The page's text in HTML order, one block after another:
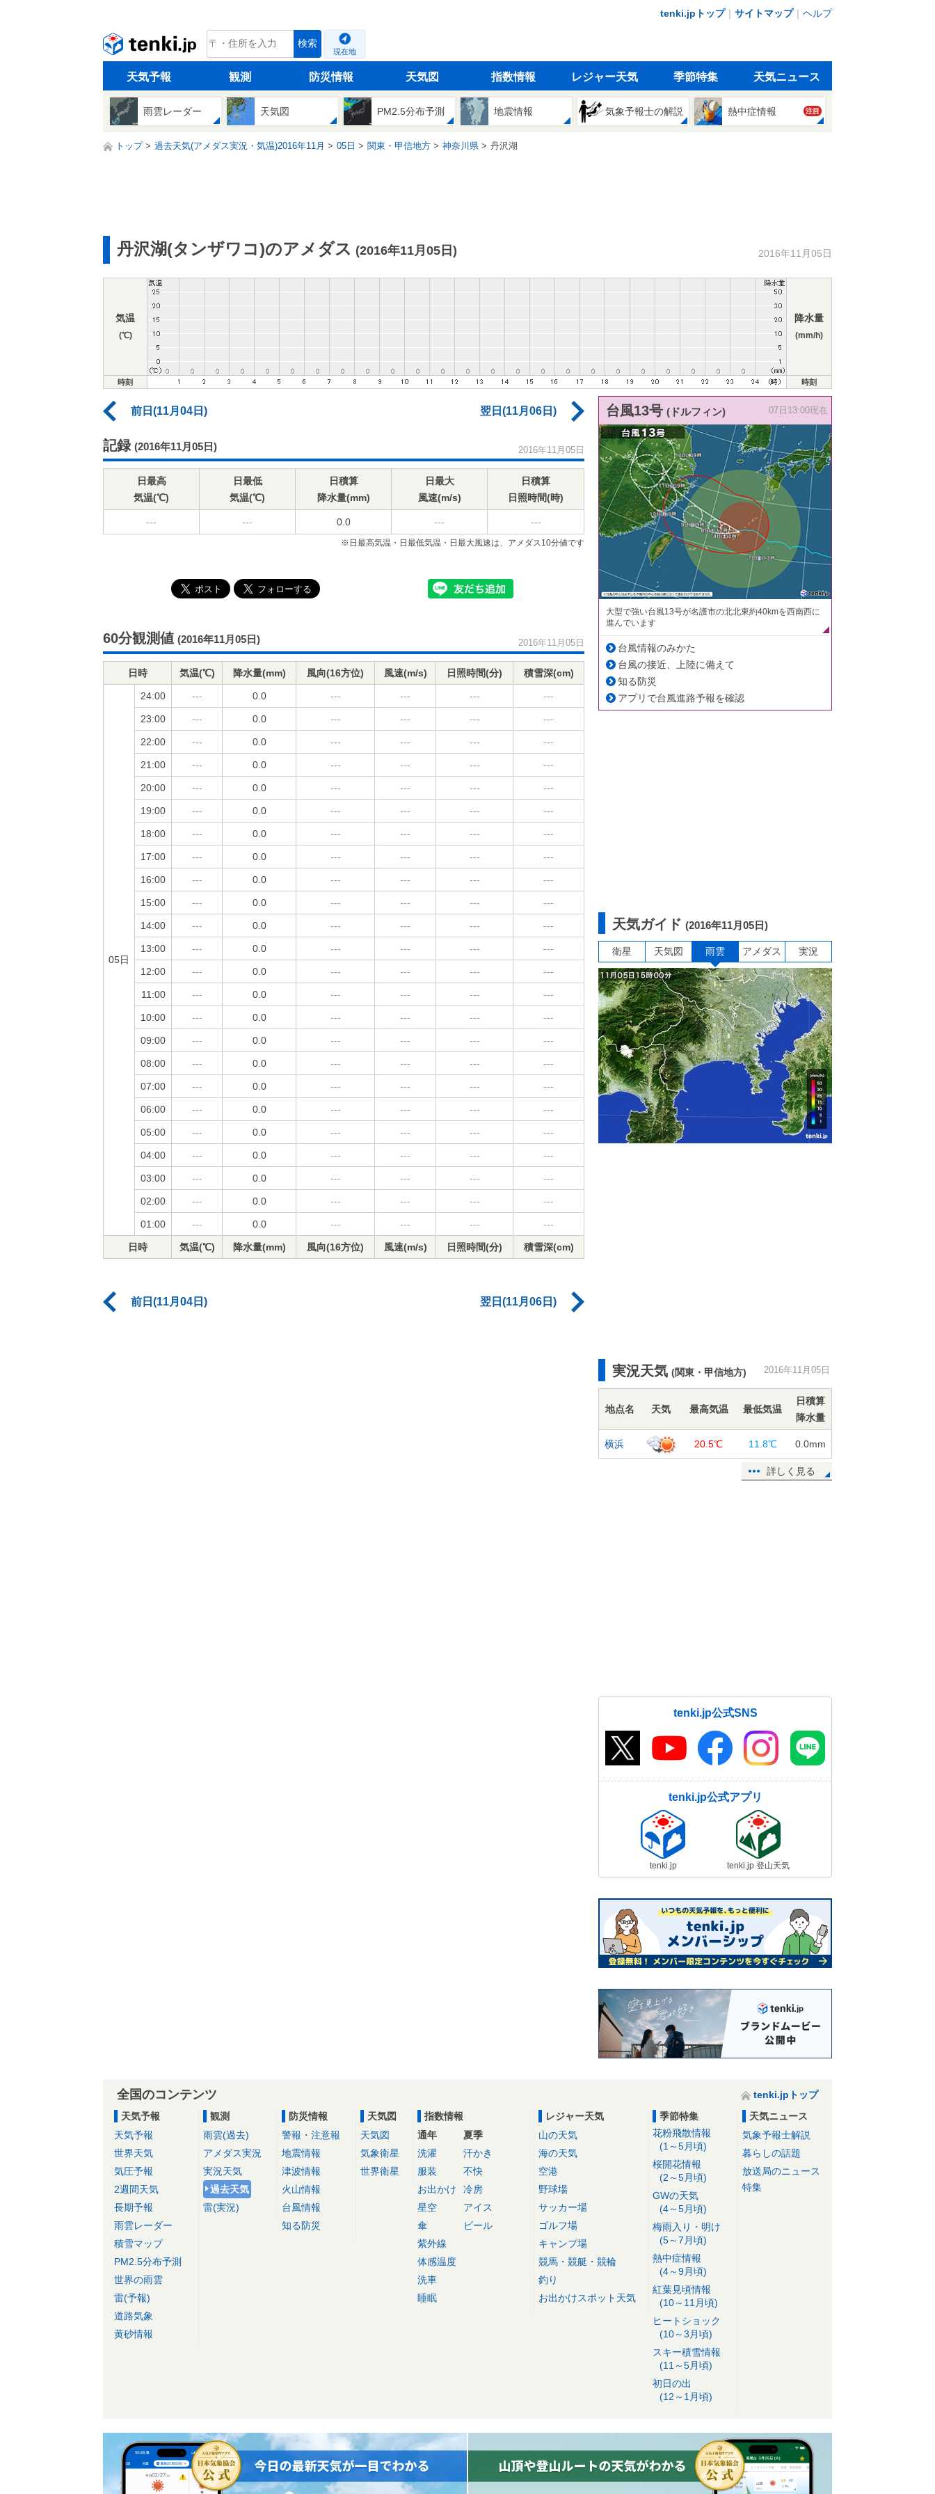
tenki.jpトップ｜ サイトマップ｜ ヘルプ
tenki.jp 検索
現在地
天気予報 観測 防災情報 天気図 指数情報 レジャー天気 季節特集 天気ニュース
雨雲レーダー 天気図 PM2.5分布予測 地震情報 気象予報士の解説 熱中症情報 注目
トップ 過去天気(アメダス実況・気温)2016年11月 05日 関東・甲信地方 神奈川県 丹沢湖
丹沢湖(タンザワコ)のアメダス (2016年11月05日) 2016年11月05日
気温
(℃)
降水量
(mm/h)
時刻 時刻
前日(11月04日) 翌日(11月06日)
記録 (2016年11月05日) 2016年11月05日
日最高
気温(℃)
日最低
気温(℃)
日積算
降水量(mm)
日最大
風速(m/s)
日積算
日照時間(時)
--- --- 0.0 --- ---
※日最高気温・日最低気温・日最大風速は、アメダス10分値です
60分観測値 (2016年11月05日) 2016年11月05日
日時 気温(℃) 降水量(mm) 風向(16方位) 風速(m/s) 日照時間(分) 積雪深(cm)
05日
24:00 --- 0.0 --- --- --- ---
23:00 --- 0.0 --- --- --- ---
22:00 --- 0.0 --- --- --- ---
21:00 --- 0.0 --- --- --- ---
20:00 --- 0.0 --- --- --- ---
19:00 --- 0.0 --- --- --- ---
18:00 --- 0.0 --- --- --- ---
17:00 --- 0.0 --- --- --- ---
16:00 --- 0.0 --- --- --- ---
15:00 --- 0.0 --- --- --- ---
14:00 --- 0.0 --- --- --- ---
13:00 --- 0.0 --- --- --- ---
12:00 --- 0.0 --- --- --- ---
11:00 --- 0.0 --- --- --- ---
10:00 --- 0.0 --- --- --- ---
09:00 --- 0.0 --- --- --- ---
08:00 --- 0.0 --- --- --- ---
07:00 --- 0.0 --- --- --- ---
06:00 --- 0.0 --- --- --- ---
05:00 --- 0.0 --- --- --- ---
04:00 --- 0.0 --- --- --- ---
03:00 --- 0.0 --- --- --- ---
02:00 --- 0.0 --- --- --- ---
01:00 --- 0.0 --- --- --- ---
日時 気温(℃) 降水量(mm) 風向(16方位) 風速(m/s) 日照時間(分) 積雪深(cm)
前日(11月04日) 翌日(11月06日)
台風13号 (ドルフィン) 07日13:00現在
大型で強い台風13号が名護市の北北東約40kmを西南西に
進んでいます
台風情報のみかた
台風の接近、上陸に備えて
知る防災
アプリで台風進路予報を確認
天気ガイド (2016年11月05日)
衛星 天気図 雨雲 アメダス 実況
実況天気 (関東・甲信地方) 2016年11月05日
地点名 天気 最高気温 最低気温
日積算
降水量
横浜 20.5℃ 11.8℃ 0.0mm
詳しく見る
tenki.jp公式SNS
tenki.jp公式アプリ
tenki.jp tenki.jp 登山天気
全国のコンテンツ
tenki.jpトップ
天気予報
天気予報
世界天気
気圧予報
2週間天気
長期予報
雨雲レーダー
積雪マップ
PM2.5分布予測
世界の雨雲
雷(予報)
道路気象
黄砂情報
観測
雨雲(過去)
アメダス実況
実況天気
過去天気
雷(実況)
防災情報
警報・注意報
地震情報
津波情報
火山情報
台風情報
知る防災
天気図
天気図
気象衛星
世界衛星
指数情報
通年
洗濯
服装
お出かけ
星空
傘
紫外線
体感温度
洗車
睡眠
夏季
汗かき
不快
冷房
アイス
ビール
レジャー天気
山の天気
海の天気
空港
野球場
サッカー場
ゴルフ場
キャンプ場
競馬・競艇・競輪
釣り
お出かけスポット天気
季節特集
花粉飛散情報
(1～5月頃)
桜開花情報
(2～5月頃)
GWの天気
(4～5月頃)
梅雨入り・明け
(5～7月頃)
熱中症情報
(4～9月頃)
紅葉見頃情報
(10～11月頃)
ヒートショック
(10～3月頃)
スキー積雪情報
(11～5月頃)
初日の出
(12～1月頃)
天気ニュース
気象予報士解説
暮らしの話題
放送局のニュース
特集